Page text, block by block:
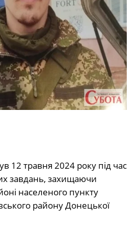
12 травня 2024 року під час
завдань, захищаючи
населеного пункту
району Донецької